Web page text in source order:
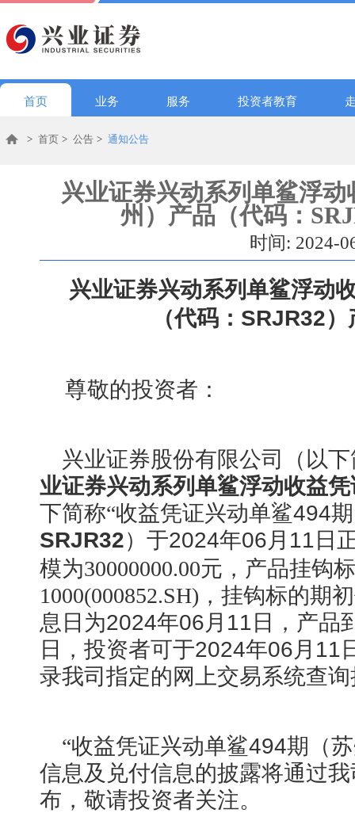
首页 业务 服务 投资者教育
> 首页 > 公告 > 通知公告
兴业证券兴动系列单鲨浮
州）产品（代码：
时间: 2024-
兴业证券兴动系列单鲨浮动
（代码： SRJR32）
尊敬的投资者：
兴业证券股份有限公司（以
业证券兴动系列单鲨浮动收益
下简称“收益凭证兴动单鲨494
SRJR32）于2024年06月11日
模为30000000.00元，产品挂钩
1000(000852.SH) ，挂钩标的期
息日为2024年06月11日
，产品
日
，投资者可于2024年06月11
录我司指定的网上交易系统查
“收益凭证兴动单鲨494期（
信息及兑付信息的披露将通过
布，敬请投资者关注。